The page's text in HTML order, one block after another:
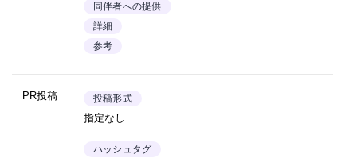
同伴者への提供
詳細
参考
PR投稿 投稿形式
指定なし
ハッシュタグ